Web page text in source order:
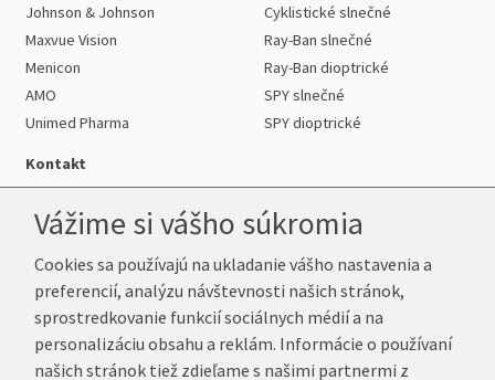
Johnson & Johnson
Maxvue Vision
Menicon
AMO
Unimed Pharma
Cyklistické slnečné
Ray-Ban slnečné
Ray-Ban dioptrické
SPY slnečné
SPY dioptrické
Kontakt
Telefón:+421 222 205 863
E-mail:info@k-sosovky.sk
Reklamačná adresa
Andrea Votavová
Vážime si vášho súkromia
Cookies sa používajú na ukladanie vášho nastavenia a
preferencií, analýzu návštevnosti našich stránok,
sprostredkovanie funkcií sociálnych médií a na
personalizáciu obsahu a reklám. Informácie o používaní
našich stránok tiež zdieľame s našimi partnermi z